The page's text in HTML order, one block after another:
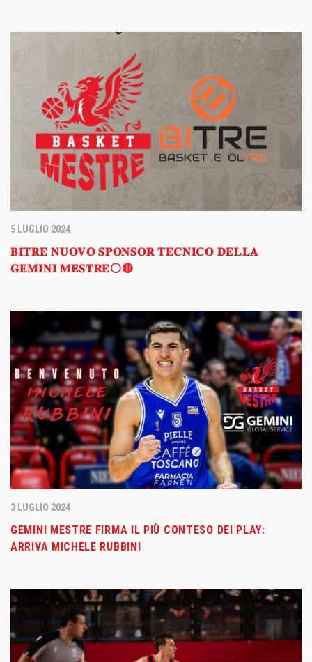
5 LUGLIO 2024
𝐁𝐈𝐓𝐑𝐄 𝐍𝐔𝐎𝐕𝐎 𝐒𝐏𝐎𝐍𝐒𝐎𝐑 𝐓𝐄𝐂𝐍𝐈𝐂𝐎 𝐃𝐄𝐋𝐋𝐀
𝐆𝐄𝐌𝐈𝐍𝐈 𝐌𝐄𝐒𝐓𝐑𝐄⚪️🔴
3 LUGLIO 2024
GEMINI MESTRE FIRMA IL PIÙ CONTESO DEI PLAY:
ARRIVA MICHELE RUBBINI